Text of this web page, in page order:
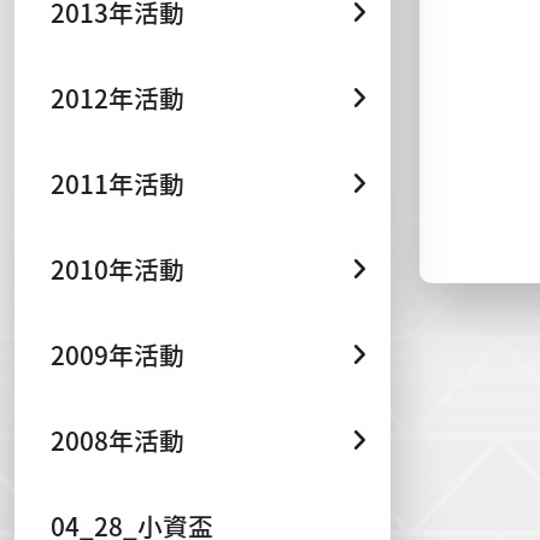
2013年活動
2012年活動
2011年活動
2010年活動
2009年活動
2008年活動
04_28_小資盃